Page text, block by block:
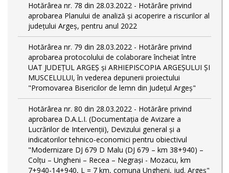
Hotărârea nr. 78 din 28.03.2022 - Hotărâre privind
aprobarea Planului de analiză și acoperire a riscurilor al
județului Argeș, pentru anul 2022
Hotărârea nr. 79 din 28.03.2022 - Hotărâre privind
aprobarea protocolului de colaborare încheiat între
UAT JUDEȚUL ARGEȘ și ARHIEPISCOPIA ARGEȘULUI ȘI
MUSCELULUI, în vederea depunerii proiectului
"Promovarea Bisericilor de lemn din Județul Argeș"
Hotărârea nr. 80 din 28.03.2022 - Hotărâre privind
aprobarea D.A.L.I. (Documentaţia de Avizare a
Lucrărilor de Intervenţii), Devizului general și a
indicatorilor tehnico-economici pentru obiectivul
"Modernizare DJ 679 D Malu (DJ 679 – km 38+940) –
Colțu – Ungheni – Recea – Negrași - Mozacu, km
7+940-14+940, L = 7 km, comuna Ungheni, jud. Argeș"